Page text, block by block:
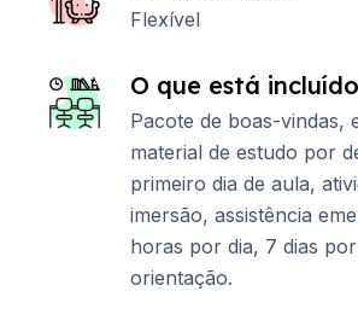
Flexível
O que está
Pacote de boas-vindas,
material de estudo por
primeiro dia de aula,
imersão, assistência
horas por dia, 7 dias
orientação.